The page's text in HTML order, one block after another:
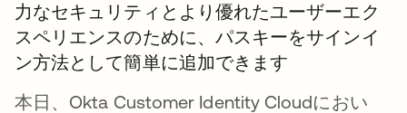
力なセキュリティとより優れたユーザーエク
スペリエンスのために、パスキーをサインイ
ン方法として簡単に追加できます
本日、Okta Customer Identity Cloudにおい